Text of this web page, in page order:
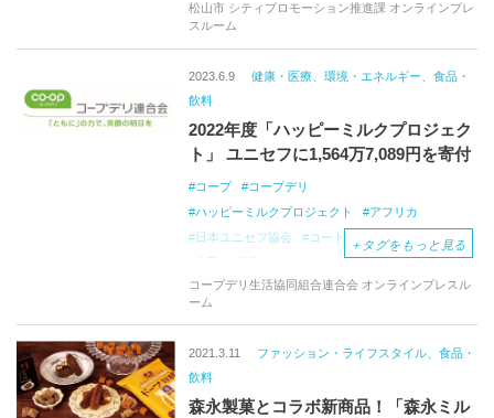
道後ミルクチーズケエキ
ことり
瓢太
中島
スプラッシュビーチ
大観覧車
くるりん
圓満寺
松山市 シティプロモーション推進課 オンラインプレ
スルーム
2023.6.9
健康・医療、環境・エネルギー、食品・
飲料
2022年度「ハッピーミルクプロジェク
ト」 ユニセフに1,564万7,089円を寄付
コープ
コープデリ
ハッピーミルクプロジェクト
アフリカ
日本ユニセフ協会
コートジボワール
新潟
＋ タグをもっと見る
コープデリ生活協同組合連合会 オンラインプレスル
ーム
2021.3.11
ファッション・ライフスタイル、食品・
飲料
森永製菓とコラボ新商品！「森永ミル